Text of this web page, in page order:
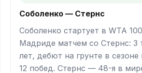
Соболенко — Стернс
Соболенко стартует в WTA
Мадриде матчем со Стернс: 3
лет, дебют на грунте в сезоне
12 побед. Стернс — 48-я в